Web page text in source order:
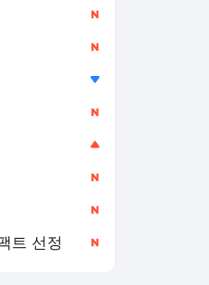
트 선정